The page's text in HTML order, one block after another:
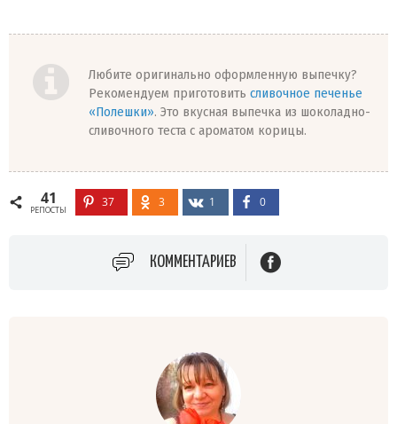
Любите оригинально оформленную выпечку?
Рекомендуем приготовить сливочное печенье
«Полешки». Это вкусная выпечка из шоколадно-
сливочного теста с ароматом корицы.
41
РЕПОСТЫ
37 3 1 0
КОММЕНТАРИЕВ